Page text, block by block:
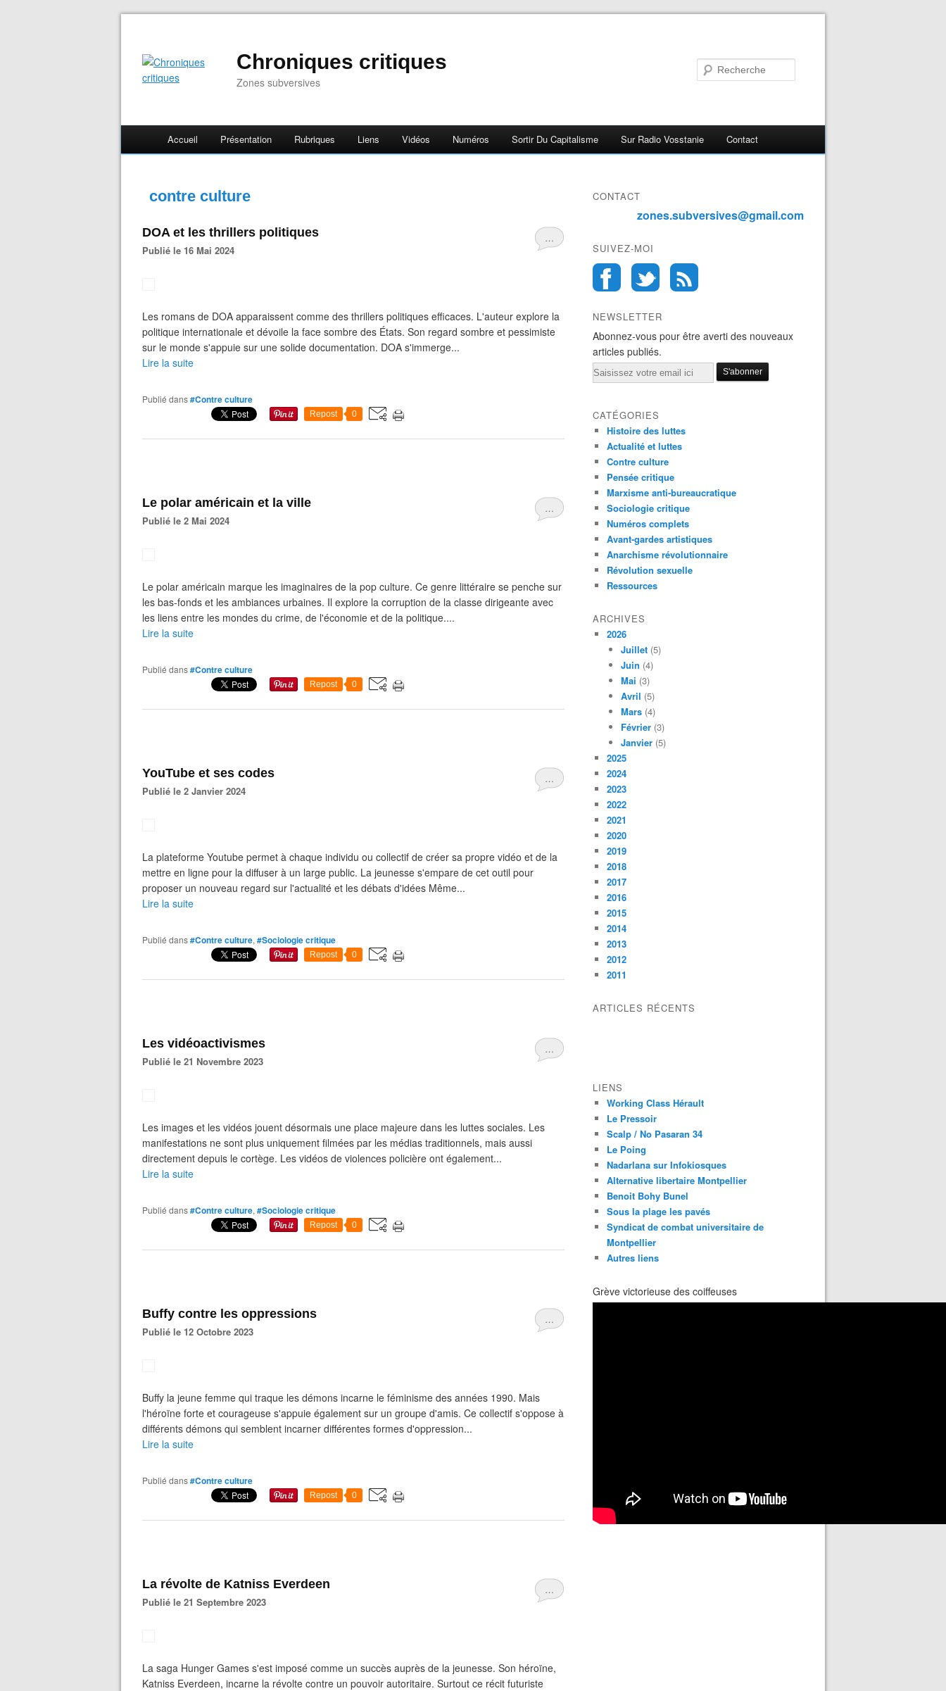
Chroniques critiques
Zones subversives
Accueil Présentation Rubriques Liens Vidéos Numéros Sortir Du Capitalisme Sur Radio Vosstanie Contact
contre culture
…
DOA et les thrillers politiques
Publié le 16 Mai 2024
Les romans de DOA apparaissent comme des thrillers politiques efficaces. L'auteur explore la
politique internationale et dévoile la face sombre des États. Son regard sombre et pessimiste
sur le monde s'appuie sur une solide documentation. DOA s'immerge...
Lire la suite
Publié dans#Contre culture
Repost 0
…
Le polar américain et la ville
Publié le 2 Mai 2024
Le polar américain marque les imaginaires de la pop culture. Ce genre littéraire se penche sur
les bas-fonds et les ambiances urbaines. Il explore la corruption de la classe dirigeante avec
les liens entre les mondes du crime, de l'économie et de la politique....
Lire la suite
Publié dans#Contre culture
Repost 0
…
YouTube et ses codes
Publié le 2 Janvier 2024
La plateforme Youtube permet à chaque individu ou collectif de créer sa propre vidéo et de la
mettre en ligne pour la diffuser à un large public. La jeunesse s'empare de cet outil pour
proposer un nouveau regard sur l'actualité et les débats d'idées Même...
Lire la suite
Publié dans#Contre culture, #Sociologie critique
Repost 0
…
Les vidéoactivismes
Publié le 21 Novembre 2023
Les images et les vidéos jouent désormais une place majeure dans les luttes sociales. Les
manifestations ne sont plus uniquement filmées par les médias traditionnels, mais aussi
directement depuis le cortège. Les vidéos de violences policière ont également...
Lire la suite
Publié dans#Contre culture, #Sociologie critique
Repost 0
…
Buffy contre les oppressions
Publié le 12 Octobre 2023
Buffy la jeune femme qui traque les démons incarne le féminisme des années 1990. Mais
l'héroïne forte et courageuse s'appuie également sur un groupe d'amis. Ce collectif s'oppose à
différents démons qui semblent incarner différentes formes d'oppression...
Lire la suite
Publié dans#Contre culture
Repost 0
…
La révolte de Katniss Everdeen
Publié le 21 Septembre 2023
La saga Hunger Games s'est imposé comme un succès auprès de la jeunesse. Son héroïne,
Katniss Everdeen, incarne la révolte contre un pouvoir autoritaire. Surtout ce récit futuriste
CONTACT
zones.subversives@gmail.com
SUIVEZ-MOI
NEWSLETTER
Abonnez-vous pour être averti des nouveaux
articles publiés.
Email
CATÉGORIES
Histoire des luttes
Actualité et luttes
Contre culture
Pensée critique
Marxisme anti-bureaucratique
Sociologie critique
Numéros complets
Avant-gardes artistiques
Anarchisme révolutionnaire
Révolution sexuelle
Ressources
ARCHIVES
2026
Juillet (5)
Juin (4)
Mai (3)
Avril (5)
Mars (4)
Février (3)
Janvier (5)
2025
2024
2023
2022
2021
2020
2019
2018
2017
2016
2015
2014
2013
2012
2011
ARTICLES RÉCENTS
LIENS
Working Class Hérault
Le Pressoir
Scalp / No Pasaran 34
Le Poing
Nadarlana sur Infokiosques
Alternative libertaire Montpellier
Benoit Bohy Bunel
Sous la plage les pavés
Syndicat de combat universitaire de
Montpellier
Autres liens
Grève victorieuse des coiffeuses